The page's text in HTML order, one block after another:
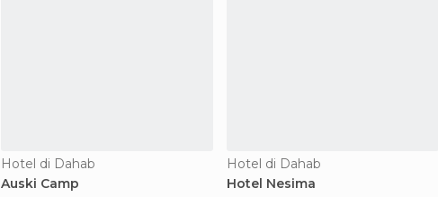
Hotel di Dahab
Auski Camp
Hotel di Dahab
Hotel Nesima